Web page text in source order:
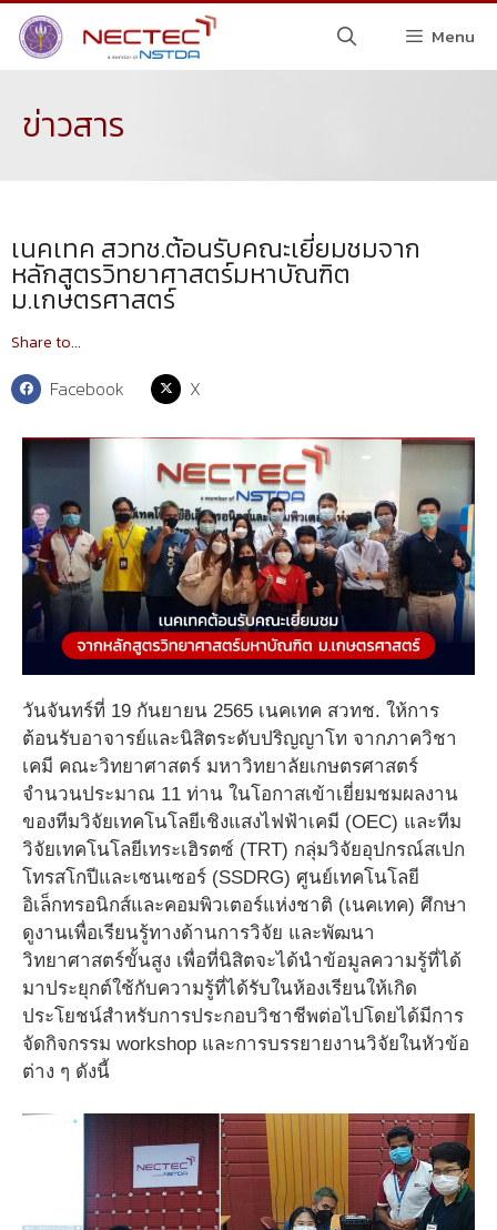
Menu
ข่าวสาร
เนคเทค สวทช.ต้อนรับคณะเยี่ยมชมจาก
หลักสูตรวิทยาศาสตร์มหาบัณฑิต
ม.เกษตรศาสตร์
Share to...
Facebook X
วันจันทร์ที่ 19 กันยายน 2565 เนคเทค สวทช. ให้การ
ต้อนรับอาจารย์และนิสิตระดับปริญญาโท จากภาควิชา
เคมี คณะวิทยาศาสตร์ มหาวิทยาลัยเกษตรศาสตร์
จำนวนประมาณ 11 ท่าน ในโอกาสเข้าเยี่ยมชมผลงาน
ของทีมวิจัยเทคโนโลยีเชิงแสงไฟฟ้าเคมี (OEC) และทีม
วิจัยเทคโนโลยีเทระเฮิรตซ์ (TRT) กลุ่มวิจัยอุปกรณ์สเปก
โทรสโกปีและเซนเซอร์ (SSDRG) ศูนย์เทคโนโลยี
อิเล็กทรอนิกส์และคอมพิวเตอร์แห่งชาติ (เนคเทค) ศึกษา
ดูงานเพื่อเรียนรู้ทางด้านการวิจัย และพัฒนา
วิทยาศาสตร์ขั้นสูง เพื่อที่นิสิตจะได้นำข้อมูลความรู้ที่ได้
มาประยุกต์ใช้กับความรู้ที่ได้รับในห้องเรียนให้เกิด
ประโยชน์สำหรับการประกอบวิชาชีพต่อไปโดยได้มีการ
จัดกิจกรรม workshop และการบรรยายงานวิจัยในหัวข้อ
ต่าง ๆ ดังนี้